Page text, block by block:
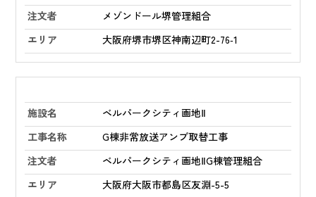
メゾンドール堺管理組合
大阪府堺市堺区神南辺町2-76‑1
ベルパークシティ画地Ⅱ
G棟非常放送アンプ取替工事
ベルパークシティ画地ⅡG棟管理組合
大阪府大阪市都島区友淵-5-5